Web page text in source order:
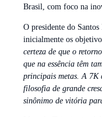
Brasil, com foco na
O presidente do
inicialmente os
certeza de que o
que na essência têm
principais metas. A 7K
filosofia de grande
sinônimo de vitória